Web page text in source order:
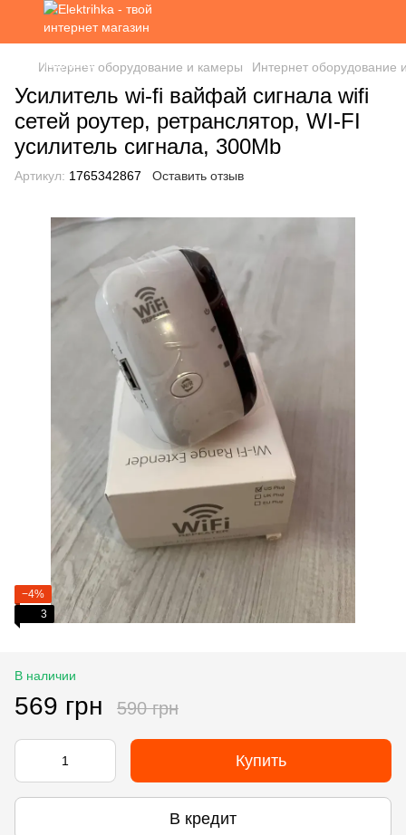
Интернет оборудование и камеры Интернет оборудование
Усилитель wi-fi вайфай сигнала wifi
сетей роутер, ретранслятор, WI-FI
усилитель сигнала, 300Mb
Артикул: 1765342867 Оставить отзыв
−4%
3
В наличии
569 грн 590 грн
Купить
В кредит